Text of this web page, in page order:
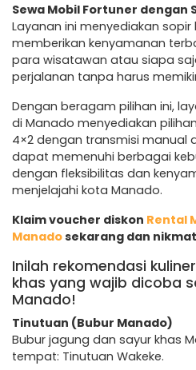
Sewa Mobil Fortuner dengan
Layanan ini menyediakan
memberikan kenyamanan
para wisatawan atau siapa
perjalanan tanpa harus
Dengan beragam pilihan ini,
di Manado menyediakan
4×2 dengan transmisi manual
dapat memenuhi berbagai
dengan fleksibilitas dan
menjelajahi kota Manado.
Klaim voucher diskon Rental
Manadosekarang dan
Inilah rekomendasi
khas yang wajib dicoba
Manado!
Tinutuan (Bubur Manado)
Bubur jagung dan sayur khas
tempat: Tinutuan Wakeke.